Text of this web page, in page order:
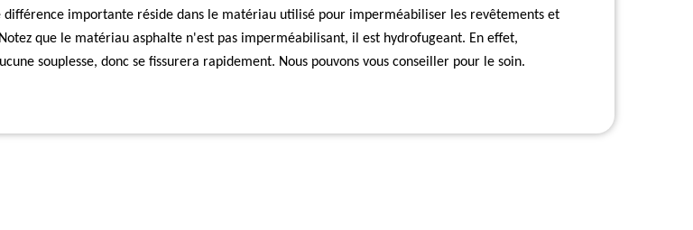
différence importante réside dans le matériau utilisé pour imperméabiliser les revêtements et
que le matériau asphalte n'est pas imperméabilisant, il est hydrofugeant. En effet,
souplesse, donc se fissurera rapidement. Nous pouvons vous conseiller pour le soin.